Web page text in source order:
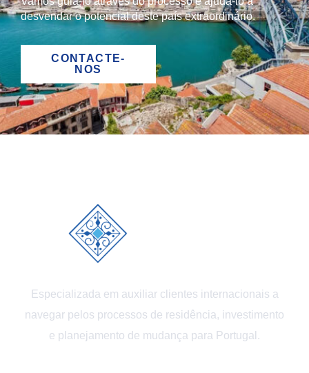
desvendar o potencial deste país extraordinário.
CONTACTE-
NOS
Especializada em auxiliar clientes internacionais a
navegar pelos processos de residência, investimento
e planejamento de mudança para Portugal.